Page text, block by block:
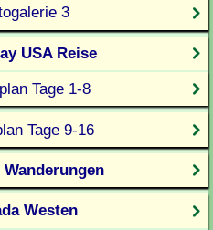
3
USA Reise
Tage 1-8
Tage 9-16
Westen